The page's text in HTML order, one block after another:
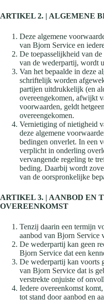
ARTIKEL 2. | ALGEMENE
Deze algemene
van Bjorn Service en
De toepasselijkheid van
van de wederpartij, wordt
Van het bepaalde in deze
schriftelijk worden
partijen uitdrukkelijk (en
overeengekomen, afwijkt
voorwaarden, geldt
overeengekomen.
Vernietiging of nietigheid
deze algemene
bedingen onverlet. In een
verplicht in onderling
vervangende regeling te
beding. Daarbij wordt
van de oorspronkelijke
ARTIKEL 3. | AANBOD EN
OVEREENKOMST
Tenzij daarin een termijn
aanbod van Bjorn Service
De wederpartij kan geen
Bjorn Service dat een
De wederpartij kan voorts
van Bjorn Service dat is
verstrekte onjuiste of
Iedere overeenkomst
tot stand door aanbod en